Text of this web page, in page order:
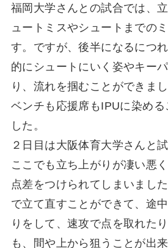
福岡大学さんとの試合では、
ュートミスやシュートまでの
す。ですが、後半になるにつ
的にシュートにいく姿やキー
り、流れを掴むことができま
ベンチも応援席もIPUに染める
した。
２日目は大阪体育大学さんと
ここでも立ち上がりが凄い悪
点差をつけられてしまいまし
で立て直すことができて、途
りをして、速攻で点を取れた
も、間や上から狙うことが出